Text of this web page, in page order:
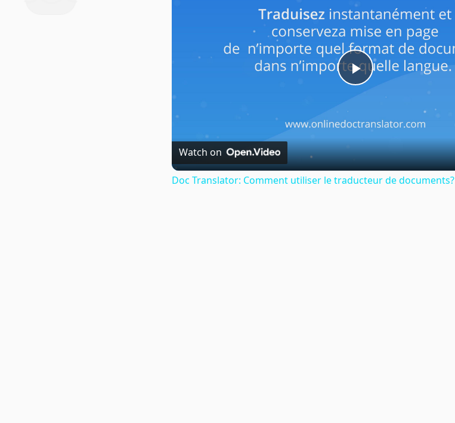
Play
Video
Watch on
Doc Translator: Comment utiliser le traducteur de documents?